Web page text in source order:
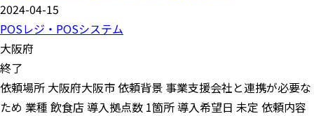
2024-04-15
POSレジ・POSシステム
大阪府
終了
依頼場所 大阪府大阪市 依頼背景 事業支援会社と連携が必要な
ため 業種 飲食店 導入拠点数 1箇所 導入希望日 未定 依頼内容